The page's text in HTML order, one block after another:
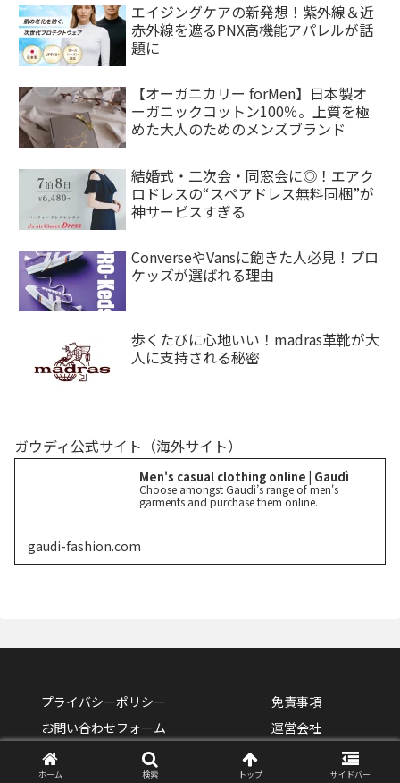
エイジングケアの新発想！紫外線＆近
赤外線を遮るPNX高機能アパレルが話
題に
【オーガニカリー forMen】日本製オ
ーガニックコットン100％。上質を極
めた大人のためのメンズブランド
結婚式・二次会・同窓会に◎！エアク
ロドレスの“スペアドレス無料同梱”が
神サービスすぎる
ConverseやVansに飽きた人必見！プロ
ケッズが選ばれる理由
歩くたびに心地いい！madras革靴が大
人に支持される秘密
ガウディ公式サイト（海外サイト）
Men's casual clothing online | Gaudì
Choose amongst Gaudì’s range of men's
garments and purchase them online.
gaudi-fashion.com
プライバシーポリシー
免責事項
お問い合わせフォーム
運営会社
Copyright © 2022-2026 GAUDI All Rights Reserved.
ホーム 検索 トップ サイドバー